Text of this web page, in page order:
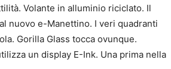
Volante in alluminio riciclato. Il
nuovo e-Manettino. I veri quadranti
Gorilla Glass tocca ovunque.
un display E-Ink. Una prima nella